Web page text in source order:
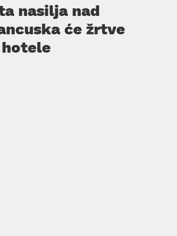
nasilja nad
će žrtve